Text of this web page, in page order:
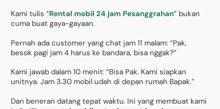
Kami tulis “Rental mobil 24 jam Pesanggrahan” bukan
cuma buat gaya-gayaan.
Pernah ada customer yang chat jam 11 malam: “Pak,
besok pagi jam 4 harus ke bandara, bisa nggak?”
Kami jawab dalam 10 menit: “Bisa Pak. Kami siapkan
unitnya. Jam 3.30 mobil udah di depan rumah Bapak.”
Dan beneran datang tepat waktu. Ini yang membuat kami